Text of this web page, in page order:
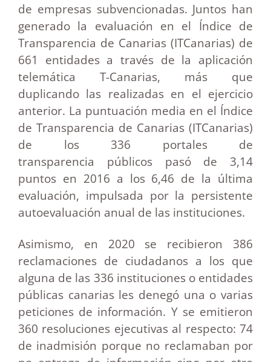
de empresas subvencionadas. Juntos han
generado la evaluación en el Índice de
Transparencia de Canarias (ITCanarias) de
661 entidades a través de la aplicación
telemática T-Canarias, más que
duplicando las realizadas en el ejercicio
anterior. La puntuación media en el Índice
de Transparencia de Canarias (ITCanarias)
de los 336 portales de
transparencia públicos pasó de 3,14
puntos en 2016 a los 6,46 de la última
evaluación, impulsada por la persistente
autoevaluación anual de las instituciones.
Asimismo, en 2020 se recibieron 386
reclamaciones de ciudadanos a los que
alguna de las 336 instituciones o entidades
públicas canarias les denegó una o varias
peticiones de información. Y se emitieron
360 resoluciones ejecutivas al respecto: 74
de inadmisión porque no reclamaban por